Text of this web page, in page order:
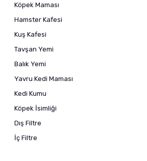
Köpek Maması
Hamster Kafesi
Kuş Kafesi
Tavşan Yemi
Balık Yemi
Yavru Kedi Maması
Kedi Kumu
Köpek İsimliği
Dış Filtre
İç Filtre